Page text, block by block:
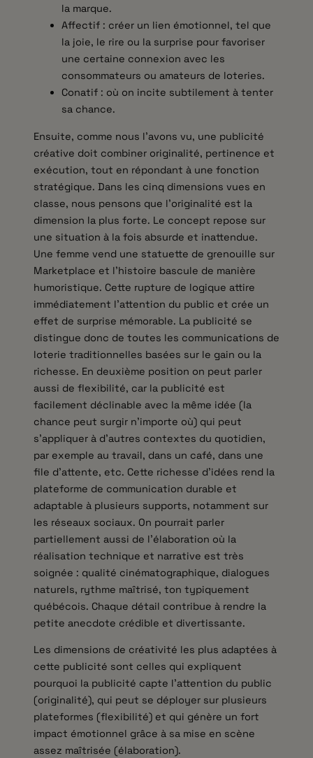
la marque.
Affectif : créer un lien émotionnel, tel que
la joie, le rire ou la surprise pour favoriser
une certaine connexion avec les
consommateurs ou amateurs de loteries.
Conatif : où on incite subtilement à tenter
sa chance.
Ensuite, comme nous l’avons vu, une publicité
créative doit combiner originalité, pertinence et
exécution, tout en répondant à une fonction
stratégique. Dans les cinq dimensions vues en
classe, nous pensons que l’originalité est la
dimension la plus forte. Le concept repose sur
une situation à la fois absurde et inattendue.
Une femme vend une statuette de grenouille sur
Marketplace et l’histoire bascule de manière
humoristique. Cette rupture de logique attire
immédiatement l’attention du public et crée un
effet de surprise mémorable. La publicité se
distingue donc de toutes les communications de
loterie traditionnelles basées sur le gain ou la
richesse. En deuxième position on peut parler
aussi de flexibilité, car la publicité est
facilement déclinable avec la même idée (la
chance peut surgir n’importe où) qui peut
s’appliquer à d’autres contextes du quotidien,
par exemple au travail, dans un café, dans une
file d’attente, etc. Cette richesse d’idées rend la
plateforme de communication durable et
adaptable à plusieurs supports, notamment sur
les réseaux sociaux. On pourrait parler
partiellement aussi de l’élaboration où la
réalisation technique et narrative est très
soignée : qualité cinématographique, dialogues
naturels, rythme maîtrisé, ton typiquement
québécois. Chaque détail contribue à rendre la
petite anecdote crédible et divertissante.
Les dimensions de créativité les plus adaptées à
cette publicité sont celles qui expliquent
pourquoi la publicité capte l’attention du public
(originalité), qui peut se déployer sur plusieurs
plateformes (flexibilité) et qui génère un fort
impact émotionnel grâce à sa mise en scène
assez maîtrisée (élaboration).